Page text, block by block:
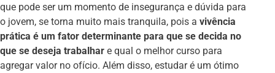
que pode ser um momento de insegurança e dúvida para
o jovem, se torna muito mais tranquila, pois a vivência
prática é um fator determinante para que se decida no
que se deseja trabalhar e qual o melhor curso para
agregar valor no ofício. Além disso, estudar é um ótimo